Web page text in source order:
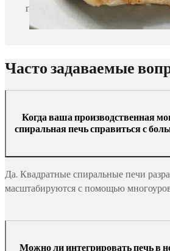
приготовления. Спиральная
Часто задаваемые
Когда ваша производственная
спиральная печь справиться с
Да. Квадратные спиральные печи
масштабируются с помощью
Можно ли интегрировать печь в